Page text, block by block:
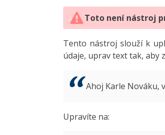
Toto není nástroj
Tento nástroj slouží k
údaje, uprav text tak, aby
Ahoj Karle Nováku,
Upravíte na: